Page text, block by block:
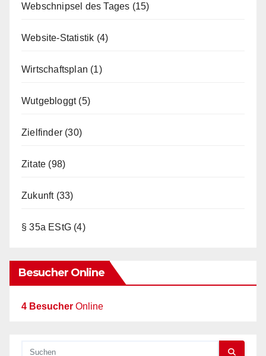
Webschnipsel des Tages (15)
Website-Statistik (4)
Wirtschaftsplan (1)
Wutgebloggt(5)
Zielfinder (30)
Zitate (98)
Zukunft(33)
§ 35a EStG (4)
Besucher Online
4 Besucher Online